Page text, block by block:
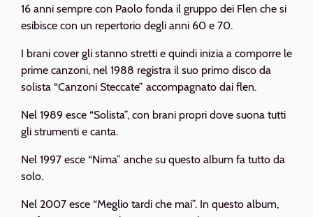
16 anni sempre con Paolo fonda il gruppo dei Flen che si
esibisce con un repertorio degli anni 60 e 70.
I brani cover gli stanno stretti e quindi inizia a comporre le
prime canzoni, nel 1988 registra il suo primo disco da
solista “Canzoni Steccate” accompagnato dai flen.
Nel 1989 esce “Solista”, con brani propri dove suona tutti
gli strumenti e canta.
Nel 1997 esce “Nima” anche su questo album fa tutto da
solo.
Nel 2007 esce “Meglio tardi che mai”. In questo album,